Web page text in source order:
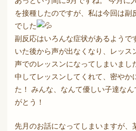
を接種したのですが、私は今回は副
でした
副反応はいろんな症状があるようで
いた後から声が出なくなり、レッス
声でのレッスンになってしまいまし
中してレッスンしてくれて、密やか
た！ みんな、なんて優しい子達なん
がとう！
先月のお話になってしまいますが、